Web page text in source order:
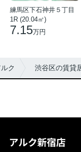
練馬区下石神井５丁目
1R (20.04㎡)
7.15万円
ク 渋谷区の賃貸
アルク新宿店